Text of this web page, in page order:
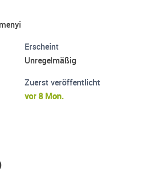
und abonnieren Sie sehr gerne
Fragen, Themenwünsche
Ihr Experte für
Imre Marton
VENEZIA – the podcast company:
Erscheint
Unregelmäßig
Zuerst veröffentlicht
vor 8 Mon.